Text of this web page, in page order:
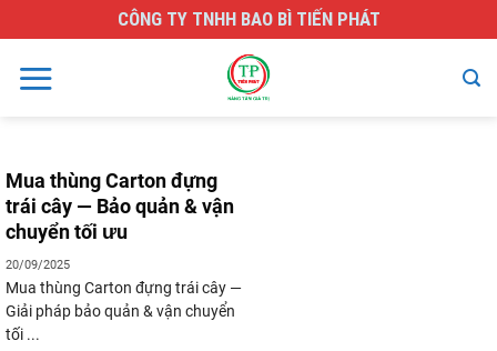
to
content
CÔNG TY TNHH BAO BÌ TIẾN PHÁT
Mua thùng Carton đựng
trái cây — Bảo quản & vận
chuyển tối ưu
20/09/2025
Mua thùng Carton đựng trái cây —
Giải pháp bảo quản & vận chuyển
tối ...